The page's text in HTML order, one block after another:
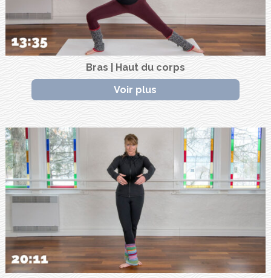
Bras | Haut du corps
Voir plus